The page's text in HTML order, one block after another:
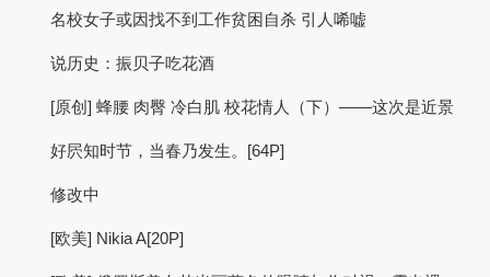
名校女子或因找不到工作贫困自杀 引人唏嘘
说历史：振贝子吃花酒
[原创] 蜂腰 肉臀 冷白肌 校花情人（下）——这次是近景
好屄知时节，当春乃发生。[64P]
修改中
[欧美] Nikia A[20P]